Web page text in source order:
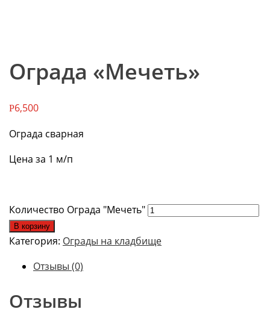
Ограда «Мечеть»
Р6,500
Ограда сварная
Цена за 1 м/п
Количество Ограда "Мечеть"
В корзину
Категория: Ограды на кладбище
Отзывы (0)
Отзывы